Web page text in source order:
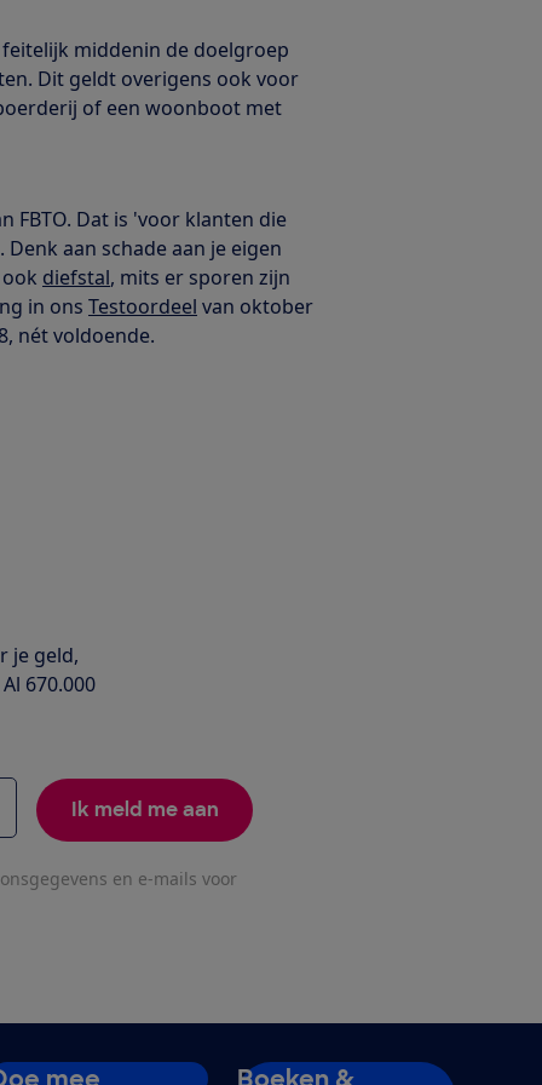
middenin de doelgroep
Dit geldt overigens ook voor
of een woonboot met
FBTO. Dat is 'voor klanten die
aan schade aan je eigen
diefstal, mits er sporen zijn
in ons Testoordeel van oktober
nét voldoende.
je geld,
670.000
Ik meld me aan
en e-mails voor
mee Boeken &